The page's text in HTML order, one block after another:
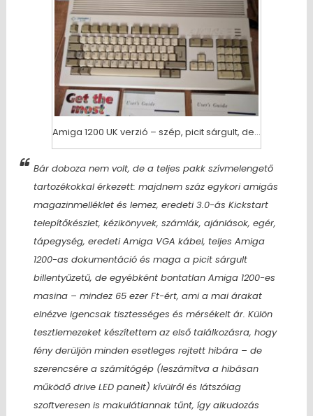
Amiga 1200 UK verzió – szép, picit sárgult, de…
Bár doboza nem volt, de a teljes pakk szívmelengető
tartozékokkal érkezett: majdnem száz egykori amigás
magazinmelléklet és lemez, eredeti 3.0-ás Kickstart
telepítőkészlet, kézikönyvek, számlák, ajánlások, egér,
tápegység, eredeti Amiga VGA kábel, teljes Amiga
1200-as dokumentáció és maga a picit sárgult
billentyűzetű, de egyébként bontatlan Amiga 1200-es
masina– mindez 65 ezer Ft-ért, ami a mai árakat
elnézve igencsak tisztességes és mérsékelt ár. Külön
tesztlemezeket készítettem az első találkozásra, hogy
fény derüljön minden esetleges rejtett hibára – de
szerencsére a számítógép (leszámítva a hibásan
működő drive LED panelt) kívülről és látszólag
szoftveresen is makulátlannak tűnt, így alkudozás